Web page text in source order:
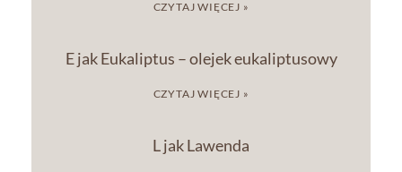
CZYTAJ WIĘCEJ »
E jak Eukaliptus – olejek eukaliptusowy
CZYTAJ WIĘCEJ »
L jak Lawenda